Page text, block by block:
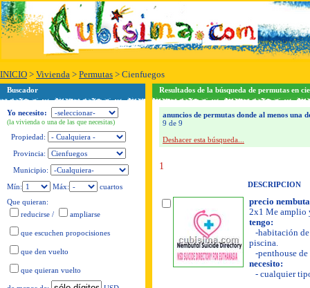
INICIO > Vivienda > Permutas > Cienfuegos
Buscador
Yo necesito:
(la vivienda o una de las que necesitas)
Propiedad:
Provincia:
Municipio:
Mín:
Máx:
cuartos
Que quieran:
reducirse / ampliarse
que escuchen propocisiones
que den vuelto
que quieran vuelto
Resultados de la búsqueda de permutas en
anuncios de permutas donde al menos una
9 de 9
Deshacer esta búsqueda...
1
DESCRIPCION
precio
2x1 Me amplio
tengo:
-habitación de
piscina.
-penthouse
necesito:
- cualquier